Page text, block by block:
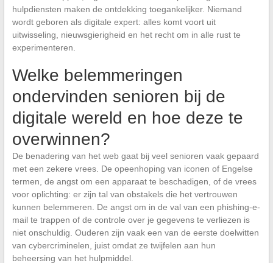
hulpdiensten maken de ontdekking toegankelijker. Niemand
wordt geboren als digitale expert: alles komt voort uit
uitwisseling, nieuwsgierigheid en het recht om in alle rust te
experimenteren.
Welke belemmeringen
ondervinden senioren bij de
digitale wereld en hoe deze te
overwinnen?
De benadering van het web gaat bij veel senioren vaak gepaard
met een zekere vrees. De opeenhoping van iconen of Engelse
termen, de angst om een apparaat te beschadigen, of de vrees
voor oplichting: er zijn tal van obstakels die het vertrouwen
kunnen belemmeren. De angst om in de val van een phishing-e-
mail te trappen of de controle over je gegevens te verliezen is
niet onschuldig. Ouderen zijn vaak een van de eerste doelwitten
van cybercriminelen, juist omdat ze twijfelen aan hun
beheersing van het hulpmiddel.